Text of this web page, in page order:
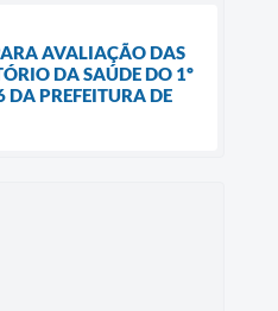
AVALIAÇÃO DAS
DA SAÚDE DO 1º
DA PREFEITURA DE